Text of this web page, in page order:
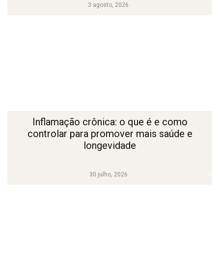
3 agosto, 2026
30 julho, 2026
Inflamação crônica: o que é e como
controlar para promover mais saúde e
longevidade